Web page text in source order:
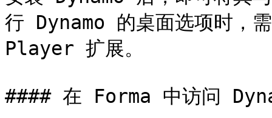
行 Dynamo 的桌面选项时，
Player 扩展。
#### 在 Forma 中访问